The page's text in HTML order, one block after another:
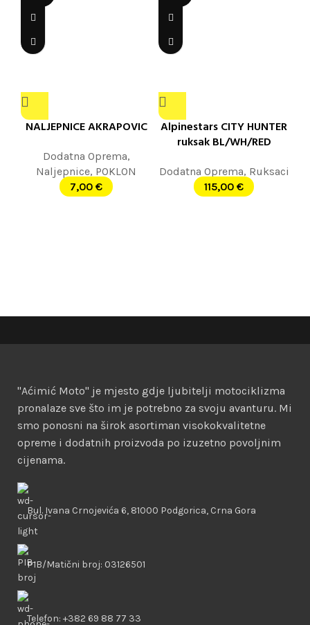
NALJEPNICE AKRAPOVIC
Dodatna Oprema,
Naljepnice, POKLON
7,00 €
Alpinestars CITY HUNTER
ruksak BL/WH/RED
Dodatna Oprema, Ruksaci
115,00 €
"Aćimić Moto" je mjesto gdje ljubitelji motociklizma
pronalaze sve što im je potrebno za svoju avanturu. Mi
smo ponosni na širok asortiman visokokvalitetne
opreme i dodatnih proizvoda po izuzetno povoljnim
cijenama.
Bul. Ivana Crnojevića 6, 81000 Podgorica, Crna Gora
PIB/Matični broj: 03126501
Telefon: +382 69 88 77 33